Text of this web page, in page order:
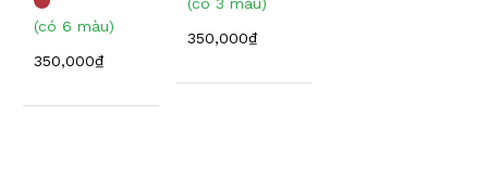
(có 6 màu)
350,000₫
350,000₫